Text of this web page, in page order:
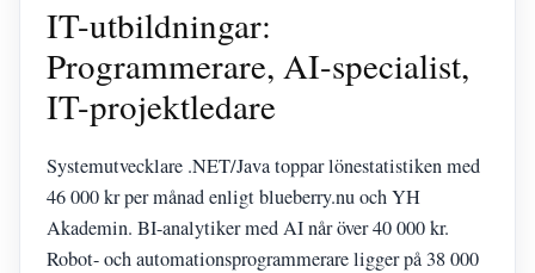
IT-utbildningar:
Programmerare, AI-specialist,
IT-projektledare
Systemutvecklare .NET/Java toppar lönestatistiken med
46 000 kr per månad enligt blueberry.nu och YH
Akademin. BI-analytiker med AI når över 40 000 kr.
Robot- och automationsprogrammerare ligger på 38 000